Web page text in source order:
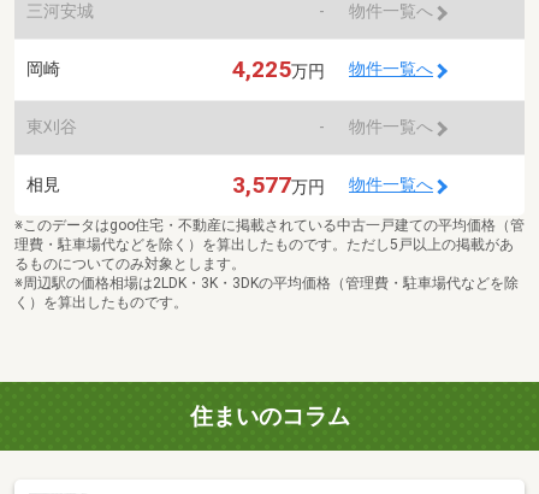
三河安城 - 物件一覧へ
岡崎 4,225万円 物件一覧へ
東刈谷 - 物件一覧へ
相見 3,577万円 物件一覧へ
※このデータはgoo住宅・不動産に掲載されている中古一戸建ての平均価格（管
理費・駐車場代などを除く）を算出したものです。ただし5戸以上の掲載があ
るものについてのみ対象とします。
※周辺駅の価格相場は2LDK・3K・3DKの平均価格（管理費・駐車場代などを除
く）を算出したものです。
住まいのコラム